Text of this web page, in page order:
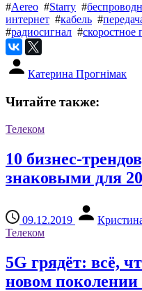
#Aereo #Starry #
интернет #кабель #
#радиосигнал #скоростное
Катерина Прогнімак
Читайте также:
Телеком
10 бизнес-
знаковыми для
09.12.2019
Телеком
5G грядёт: всё,
новом